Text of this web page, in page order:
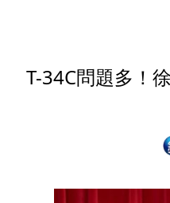
T-34C問題多！